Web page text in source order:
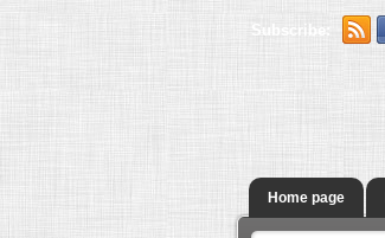
Subscribe:
Home page